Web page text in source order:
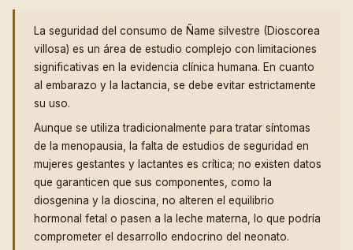
La seguridad del consumo de Ñame silvestre (Dioscorea
villosa) es un área de estudio complejo con limitaciones
significativas en la evidencia clínica humana. En cuanto
al embarazo y la lactancia, se debe evitar estrictamente
su uso.
Aunque se utiliza tradicionalmente para tratar síntomas
de la menopausia, la falta de estudios de seguridad en
mujeres gestantes y lactantes es crítica; no existen datos
que garanticen que sus componentes, como la
diosgenina y la dioscina, no alteren el equilibrio
hormonal fetal o pasen a la leche materna, lo que podría
comprometer el desarrollo endocrino del neonato.